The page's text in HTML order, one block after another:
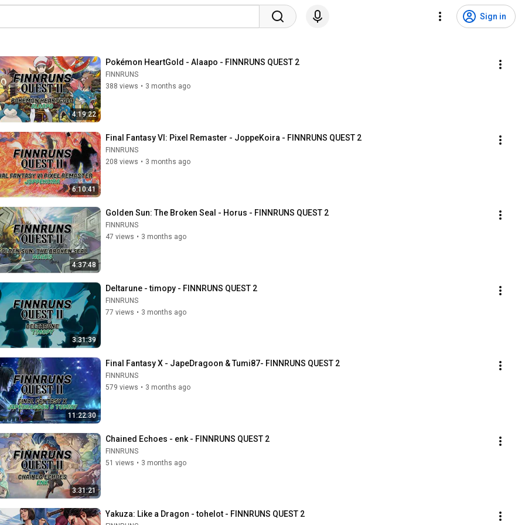
Sign in
4:19:22
Pokémon HeartGold - Alaapo - FINNRUNS QUEST 2
FINNRUNS
388 views • 3 months ago
6:10:41
Final Fantasy VI: Pixel Remaster - JoppeKoira - FINNRUNS QUEST 2
FINNRUNS
208 views • 3 months ago
4:37:48
Golden Sun: The Broken Seal - Horus - FINNRUNS QUEST 2
FINNRUNS
47 views • 3 months ago
3:31:39
Deltarune - timopy - FINNRUNS QUEST 2
FINNRUNS
77 views • 3 months ago
11:22:30
Final Fantasy X - JapeDragoon & Tumi87- FINNRUNS QUEST 2
FINNRUNS
579 views • 3 months ago
3:31:21
Chained Echoes - enk - FINNRUNS QUEST 2
FINNRUNS
51 views • 3 months ago
Yakuza: Like a Dragon - tohelot - FINNRUNS QUEST 2